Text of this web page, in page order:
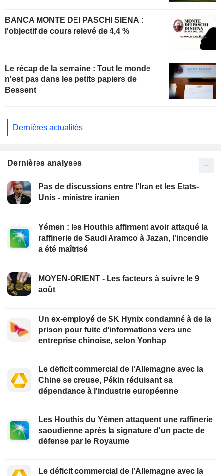
BANCA MONTE DEI PASCHI SIENA :
l'objectif de cours relevé de 4,4 %
Le récap de la semaine : Tout le monde
n'est pas dans les petits papiers de
Bessent
Dernières actualités
Dernières analyses
Pas de discussions entre l'Iran et les Etats-
Unis - ministre iranien
Yémen : les Houthis affirment avoir attaqué la
raffinerie de Saudi Aramco à Jazan, l'incendie
a été maîtrisé
MOYEN-ORIENT - Les facteurs à suivre le 9
août
Un ex-employé de SK Hynix condamné à de la
prison pour fuite d'informations vers une
entreprise chinoise, selon Yonhap
Le déficit commercial de l'Allemagne avec la
Chine se creuse, Pékin réduisant sa
dépendance à l'industrie européenne
Les Houthis du Yémen attaquent une raffinerie
saoudienne après la signature d'un pacte de
défense par le Royaume
Le déficit commercial de l'Allemagne avec la